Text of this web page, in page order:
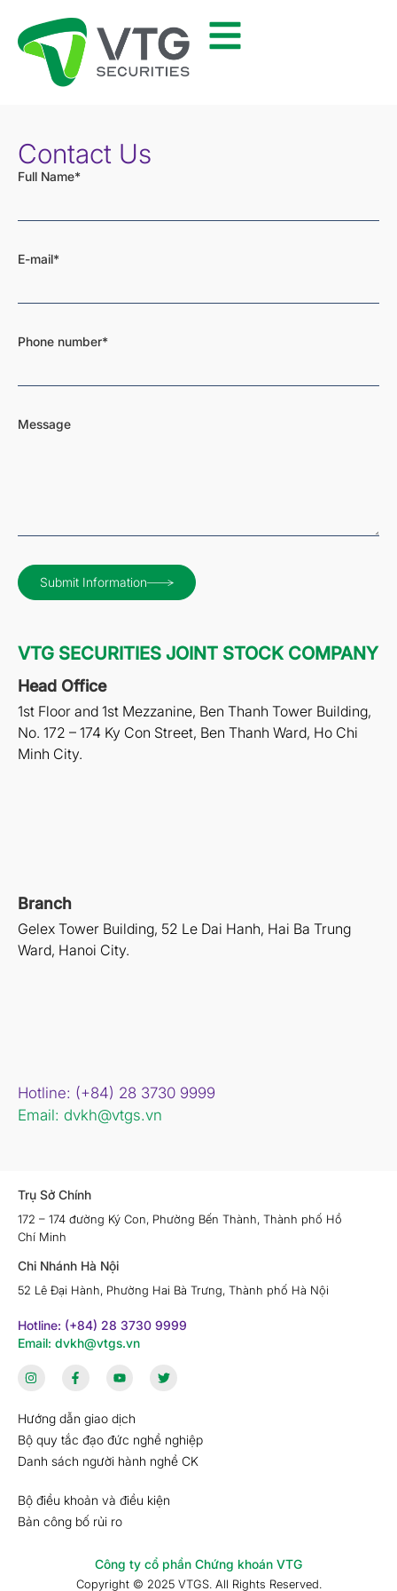
Contact Us
Full Name*
E-mail*
Phone number*
Message
Submit Information
VTG SECURITIES JOINT STOCK COMPANY
Head Office
1st Floor and 1st Mezzanine, Ben Thanh Tower Building,
No. 172 – 174 Ky Con Street, Ben Thanh Ward, Ho Chi
Minh City.
Branch
Gelex Tower Building, 52 Le Dai Hanh, Hai Ba Trung
Ward, Hanoi City.
Hotline: (+84) 28 3730 9999
Email: dvkh@vtgs.vn
Trụ Sở Chính
172 – 174 đường Ký Con, Phường Bến Thành, Thành phố Hồ
Chí Minh
Chi Nhánh Hà Nội
52 Lê Đại Hành, Phường Hai Bà Trưng, Thành phố Hà Nội
Hotline: (+84) 28 3730 9999
Email: dvkh@vtgs.vn
Hướng dẫn giao dịch
Bộ quy tắc đạo đức nghề nghiệp
Danh sách người hành nghề CK
Bộ điều khoản và điều kiện
Bản công bố rủi ro
Công ty cổ phần Chứng khoán VTG
Copyright © 2025 VTGS. All Rights Reserved.